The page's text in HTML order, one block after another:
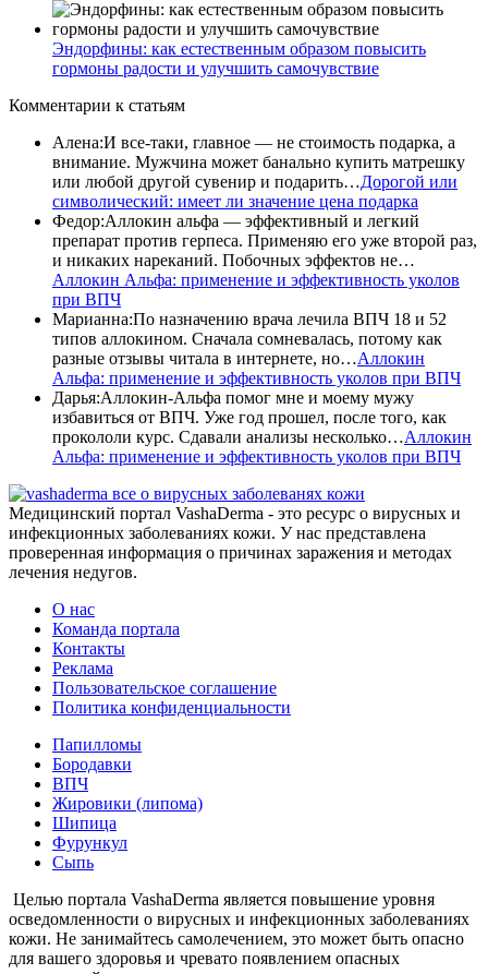
Эндорфины: как естественным образом повысить
гормоны радости и улучшить самочувствие
Комментарии к статьям
Алена:И все-таки, главное — не стоимость подарка, а
внимание. Мужчина может банально купить матрешку
или любой другой сувенир и подарить…Дорогой или
символический: имеет ли значение цена подарка
Федор:Аллокин альфа — эффективный и легкий
препарат против герпеса. Применяю его уже второй раз,
и никаких нареканий. Побочных эффектов не…
Аллокин Альфа: применение и эффективность уколов
при ВПЧ
Марианна:По назначению врача лечила ВПЧ 18 и 52
типов аллокином. Сначала сомневалась, потому как
разные отзывы читала в интернете, но…Аллокин
Альфа: применение и эффективность уколов при ВПЧ
Дарья:Аллокин-Альфа помог мне и моему мужу
избавиться от ВПЧ. Уже год прошел, после того, как
прокололи курс. Сдавали анализы несколько…Аллокин
Альфа: применение и эффективность уколов при ВПЧ
все о вирусных заболеванях кожи
Медицинский портал VashaDerma - это ресурс о вирусных и
инфекционных заболеваниях кожи. У нас представлена
проверенная информация о причинах заражения и методах
лечения недугов.
О нас
Команда портала
Контакты
Реклама
Пользовательское соглашение
Политика конфиденциальности
Папилломы
Бородавки
ВПЧ
Жировики (липома)
Шипица
Фурункул
Сыпь
Целью портала VashaDerma является повышение уровня
осведомленности о вирусных и инфекционных заболеваниях
кожи. Не занимайтесь самолечением, это может быть опасно
для вашего здоровья и чревато появлением опасных